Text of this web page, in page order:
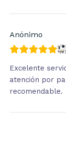
Anónimo
Excelente
atención por
recomendable.